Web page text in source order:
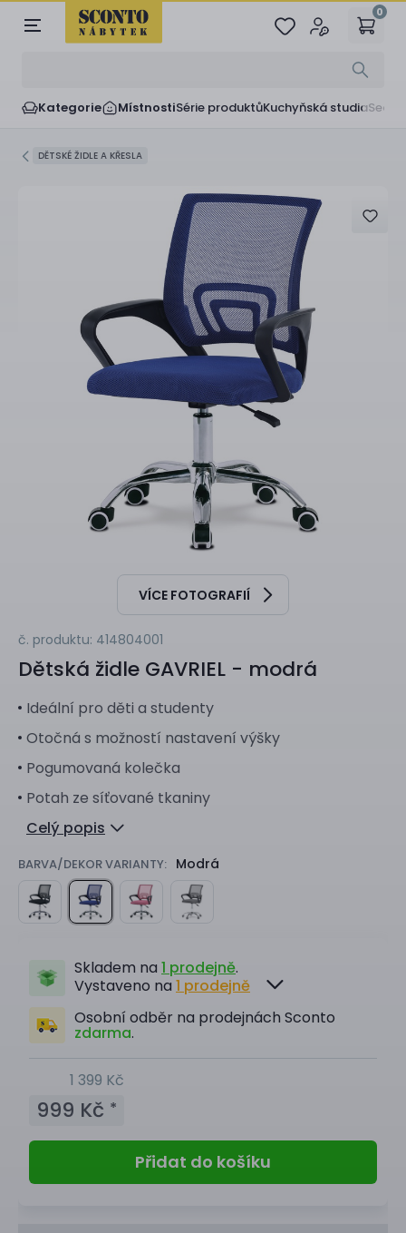
0
Kategorie MístnostiSérie produktůKuchyňská studia
DĚTSKÉ ŽIDLE A KŘESLA
VÍCE FOTOGRAFIÍ
č. produktu: 414804001
Dětská židle GAVRIEL - modrá
Ideální pro děti a studenty
Otočná s možností nastavení výšky
Pogumovaná kolečka
Potah ze síťované tkaniny
Celý popis
BARVA/DEKOR VARIANTY: Modrá
Skladem na 1 prodejně.
Vystaveno na 1 prodejně
Osobní odběr na prodejnách Sconto
zdarma.
1 399 Kč
999 Kč *
Přidat do košíku